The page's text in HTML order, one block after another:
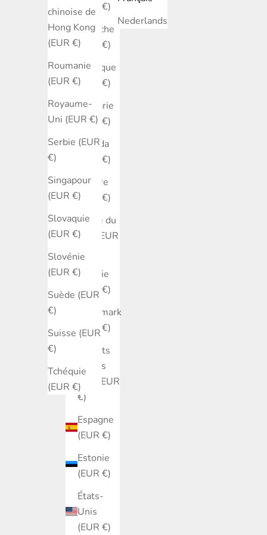
chinoise de
Hong Kong
(EUR €)
Roumanie
(EUR €)
Royaume-
Uni (EUR €)
Serbie (EUR
€)
Singapour
(EUR €)
Slovaquie
(EUR €)
Slovénie
(EUR €)
Suède (EUR
€)
Suisse (EUR
€)
Tchéquie
(EUR €)
(EUR €)
Autriche
(EUR €)
Belgique
(EUR €)
Bulgarie
(EUR €)
Canada
(EUR €)
Chypre
(EUR €)
Corée du
Sud (EUR
€)
Croatie
(EUR €)
Danemark
(EUR €)
Émirats
arabes
unis (EUR
€)
Espagne
(EUR €)
Estonie
(EUR €)
États-
Unis
(EUR €)
Nederlands